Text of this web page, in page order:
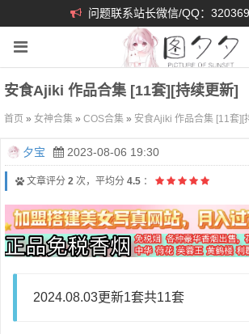
问题联系站长微信/QQ：
安食Ajiki 作品合集 [11套][持续更新]
首页 » 女神合集 » COS合集 » 安食Ajiki 作品合集 [11套][
夕宝 2023-08-06 19:30
文章评分 2 次，平均分 4.5 ：
2024.08.03更新1套共11套